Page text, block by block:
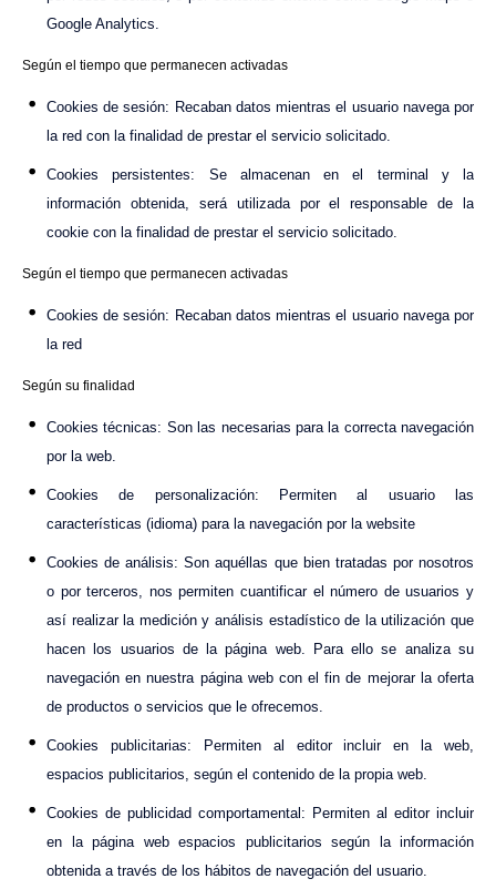
Google Analytics.
Según el tiempo que permanecen activadas
Cookies de sesión: Recaban datos mientras el usuario navega por
la red con la finalidad de prestar el servicio solicitado.
Cookies persistentes: Se almacenan en el terminal y la
información obtenida, será utilizada por el responsable de la
cookie con la finalidad de prestar el servicio solicitado.
Según el tiempo que permanecen activadas
Cookies de sesión: Recaban datos mientras el usuario navega por
la red
Según su finalidad
Cookies técnicas: Son las necesarias para la correcta navegación
por la web.
Cookies de personalización: Permiten al usuario las
características (idioma) para la navegación por la website
Cookies de análisis: Son aquéllas que bien tratadas por nosotros
o por terceros, nos permiten cuantificar el número de usuarios y
así realizar la medición y análisis estadístico de la utilización que
hacen los usuarios de la página web. Para ello se analiza su
navegación en nuestra página web con el fin de mejorar la oferta
de productos o servicios que le ofrecemos.
Cookies publicitarias: Permiten al editor incluir en la web,
espacios publicitarios, según el contenido de la propia web.
Cookies de publicidad comportamental: Permiten al editor incluir
en la página web espacios publicitarios según la información
obtenida a través de los hábitos de navegación del usuario.